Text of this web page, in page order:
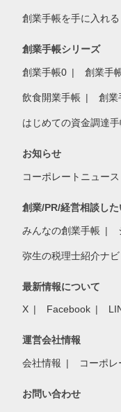
創業手帳を手に入れる
創業手帳シリーズ
創業手帳0 創業手
飲食開業手帳 創業
はじめての資金調達
お知らせ
コーポレートニュース
創業/PR/経営相談した
みんなの創業手帳
弥生の税理士紹介ナビ
最新情報について
X Facebook
運営会社情報
会社情報 コーポレ
お問い合わせ